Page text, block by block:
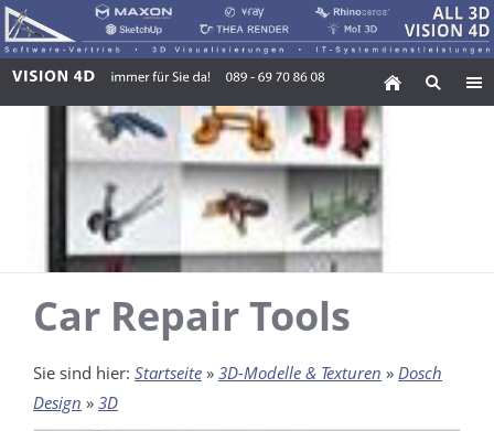
Car Repair Tools
Sie sind hier: Startseite » 3D-Modelle & Texturen » Dosch
Design » 3D